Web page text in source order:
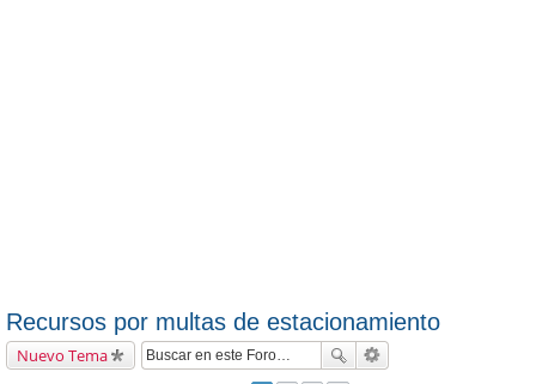
Recursos por multas de estacionamiento
Nuevo Tema